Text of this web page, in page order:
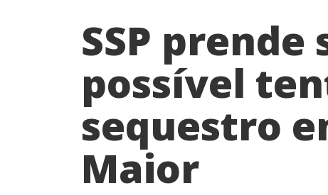
SSP
possível
sequestro
Maior